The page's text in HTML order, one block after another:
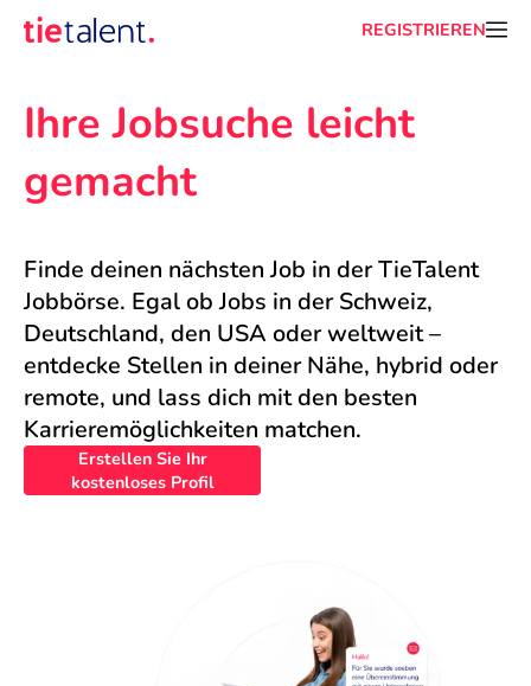
REGISTRIEREN
Ihre Jobsuche leicht
gemacht
Finde deinen nächsten Job in der TieTalent
Jobbörse. Egal ob Jobs in der Schweiz,
Deutschland, den USA oder weltweit –
entdecke Stellen in deiner Nähe, hybrid oder
remote, und lass dich mit den besten
Karrieremöglichkeiten matchen.
Erstellen Sie Ihr
kostenloses Profil